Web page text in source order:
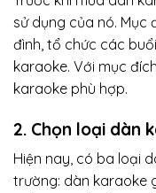
sử dụng của nó. Mục
đình, tổ chức các
karaoke. Với mục
karaoke phù hợp.
2. Chọn loại dàn
Hiện nay, có ba loại
trường: dàn karaoke